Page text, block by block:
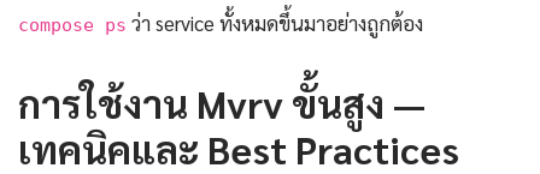
compose ps ว่า service ทั้งหมดขึ้นมาอย่างถูกต้อง
การใช้งาน Mvrv ขั้นสูง —
เทคนิคและ Best Practices